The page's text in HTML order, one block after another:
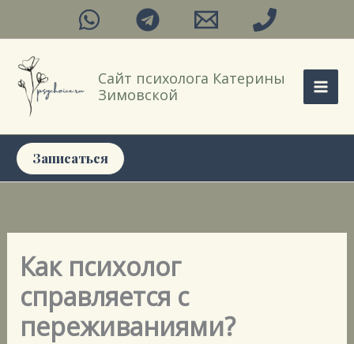
Сайт психолога Катерины
Зимовской
Записаться
Как психолог
справляется с
переживаниями?